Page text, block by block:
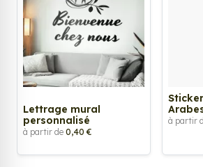
Lettrage mural
personnalisé
à partir de 0,40 €
à partir